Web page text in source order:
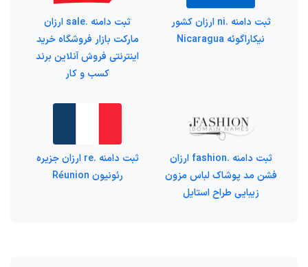
ثبت دامنه .ni ارزان کشور
نیکاراگوئه Nicaragua
ثبت دامنه .sale ارزان
مارکت بازار فروشگاه خرید
اینترنتی فروش آنلاین برند
کسب و کار
ثبت دامنه .fashion ارزان
فشن مد پوشاک لباس مزون
زیبایی طراح استایل
ثبت دامنه .re ارزان جزیره‌
رئونیون Réunion